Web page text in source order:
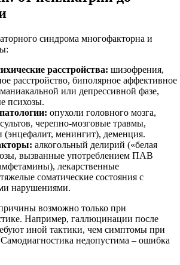
синдрома многофакторна и
расстройства: шизофрения,
расстройство, биполярное аффективное
или депрессивной фазе,
психозы.
опухоли головного мозга,
черепно-мозговые травмы,
менингит), деменция.
алкогольный делирий («белая
вызванные употреблением ПАВ
лекарственные
соматические состояния с
нарушениями.
возможно только при
Например, галлюцинации после
иной тактики, чем симптомы при
недопустима – ошибка